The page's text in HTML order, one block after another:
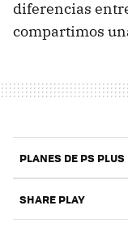
diferencias
compartimos
PLANES DE PS PLUS
SHARE PLAY